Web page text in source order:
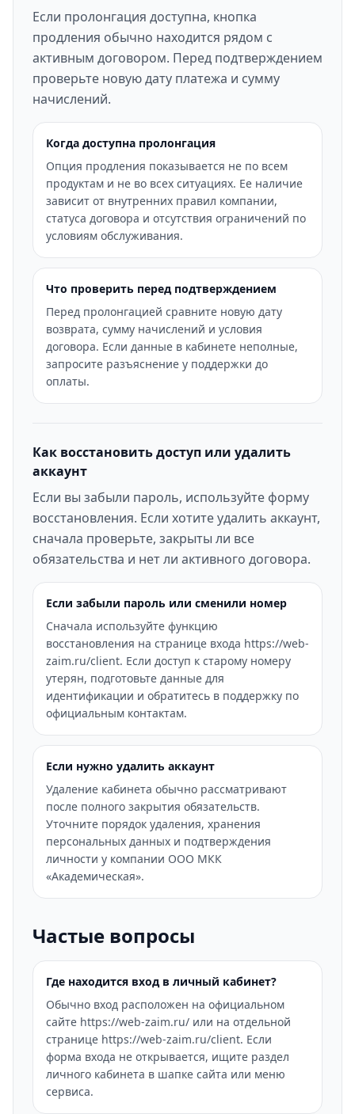
Если пролонгация доступна, кнопка
продления обычно находится рядом с
активным договором. Перед подтверждением
проверьте новую дату платежа и сумму
начислений.
Когда доступна пролонгация
Опция продления показывается не по всем
продуктам и не во всех ситуациях. Ее наличие
зависит от внутренних правил компании,
статуса договора и отсутствия ограничений по
условиям обслуживания.
Что проверить перед подтверждением
Перед пролонгацией сравните новую дату
возврата, сумму начислений и условия
договора. Если данные в кабинете неполные,
запросите разъяснение у поддержки до
оплаты.
Как восстановить доступ или удалить
аккаунт
Если вы забыли пароль, используйте форму
восстановления. Если хотите удалить аккаунт,
сначала проверьте, закрыты ли все
обязательства и нет ли активного договора.
Если забыли пароль или сменили номер
Сначала используйте функцию
восстановления на странице входа https://web-
zaim.ru/client. Если доступ к старому номеру
утерян, подготовьте данные для
идентификации и обратитесь в поддержку по
официальным контактам.
Если нужно удалить аккаунт
Удаление кабинета обычно рассматривают
после полного закрытия обязательств.
Уточните порядок удаления, хранения
персональных данных и подтверждения
личности у компании ООО МКК
«Академическая».
Частые вопросы
Где находится вход в личный кабинет?
Обычно вход расположен на официальном
сайте https://web-zaim.ru/ или на отдельной
странице https://web-zaim.ru/client. Если
форма входа не открывается, ищите раздел
личного кабинета в шапке сайта или меню
сервиса.